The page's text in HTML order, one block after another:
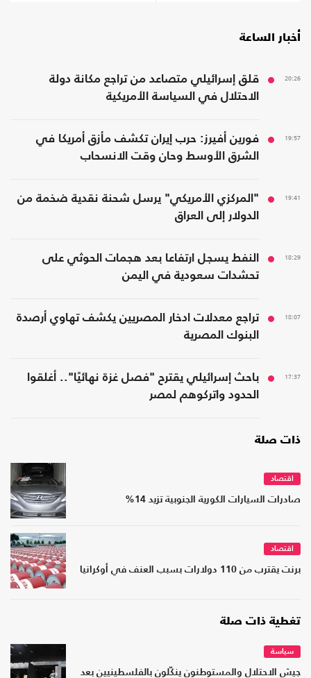
أخبار الساعة
20:26
قلق إسرائيلي متصاعد من تراجع مكانة دولة
الاحتلال في السياسة الأمريكية
19:57
فورين أفيرز: حرب إيران تكشف مأزق أمريكا في
الشرق الأوسط وحان وقت الانسحاب
19:41
"المركزي الأمريكي" يرسل شحنة نقدية ضخمة من
الدولار إلى العراق
18:29
النفط يسجل ارتفاعا بعد هجمات الحوثي على
تحشدات سعودية في اليمن
18:07
تراجع معدلات ادخار المصريين يكشف تهاوي أرصدة
البنوك المصرية
17:37
باحث إسرائيلي يقترح "فصل غزة نهائيًا".. أغلقوا
الحدود واتركوهم لمصر
ذات صلة
اقتصاد
صادرات السيارات الكورية الجنوبية تزيد 14%
اقتصاد
برنت يقترب من 110 دولارات بسبب العنف في أوكرانيا
تغطية ذات صلة
سياسة
جيش الاحتلال والمستوطنون ينكّلون بالفلسطينيين بعد